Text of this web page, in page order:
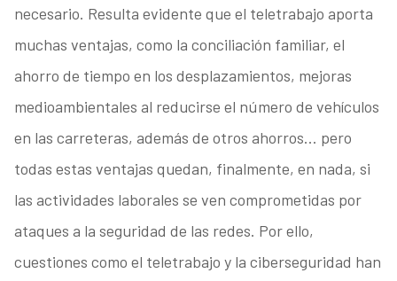
necesario. Resulta evidente que el teletrabajo aporta
muchas ventajas, como la conciliación familiar, el
ahorro de tiempo en los desplazamientos, mejoras
medioambientales al reducirse el número de vehículos
en las carreteras, además de otros ahorros… pero
todas estas ventajas quedan, finalmente, en nada, si
las actividades laborales se ven comprometidas por
ataques a la seguridad de las redes. Por ello,
cuestiones como el teletrabajo y la ciberseguridad han